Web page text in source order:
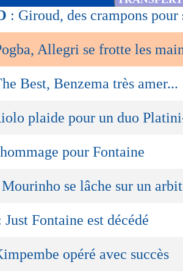
: Giroud, des crampons pour
Allegri se frotte les
Best, Benzema très amer...
plaide pour un duo
pour Fontaine
se lâche sur un
Just Fontaine est décédé
opéré avec succès